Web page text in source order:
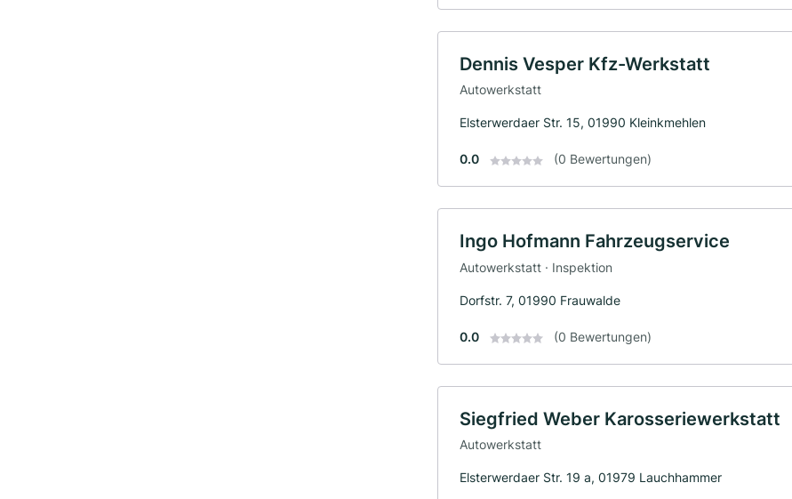
Dennis Vesper Kfz-Werkstatt
Autowerkstatt
Elsterwerdaer Str. 15, 01990 Kleinkmehlen
0.0 (0 Bewertungen)
Ingo Hofmann Fahrzeugservice
Autowerkstatt · Inspektion
Dorfstr. 7, 01990 Frauwalde
0.0 (0 Bewertungen)
Siegfried Weber Karosseriewerkstatt
Autowerkstatt
Elsterwerdaer Str. 19 a, 01979 Lauchhammer